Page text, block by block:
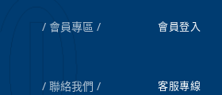
會員專區 會員登入
聯絡我們 客服專線